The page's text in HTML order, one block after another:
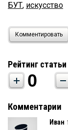
БУТ, искусство
Комментировать
Рейтинг статьи
0
Комментарии
Иван